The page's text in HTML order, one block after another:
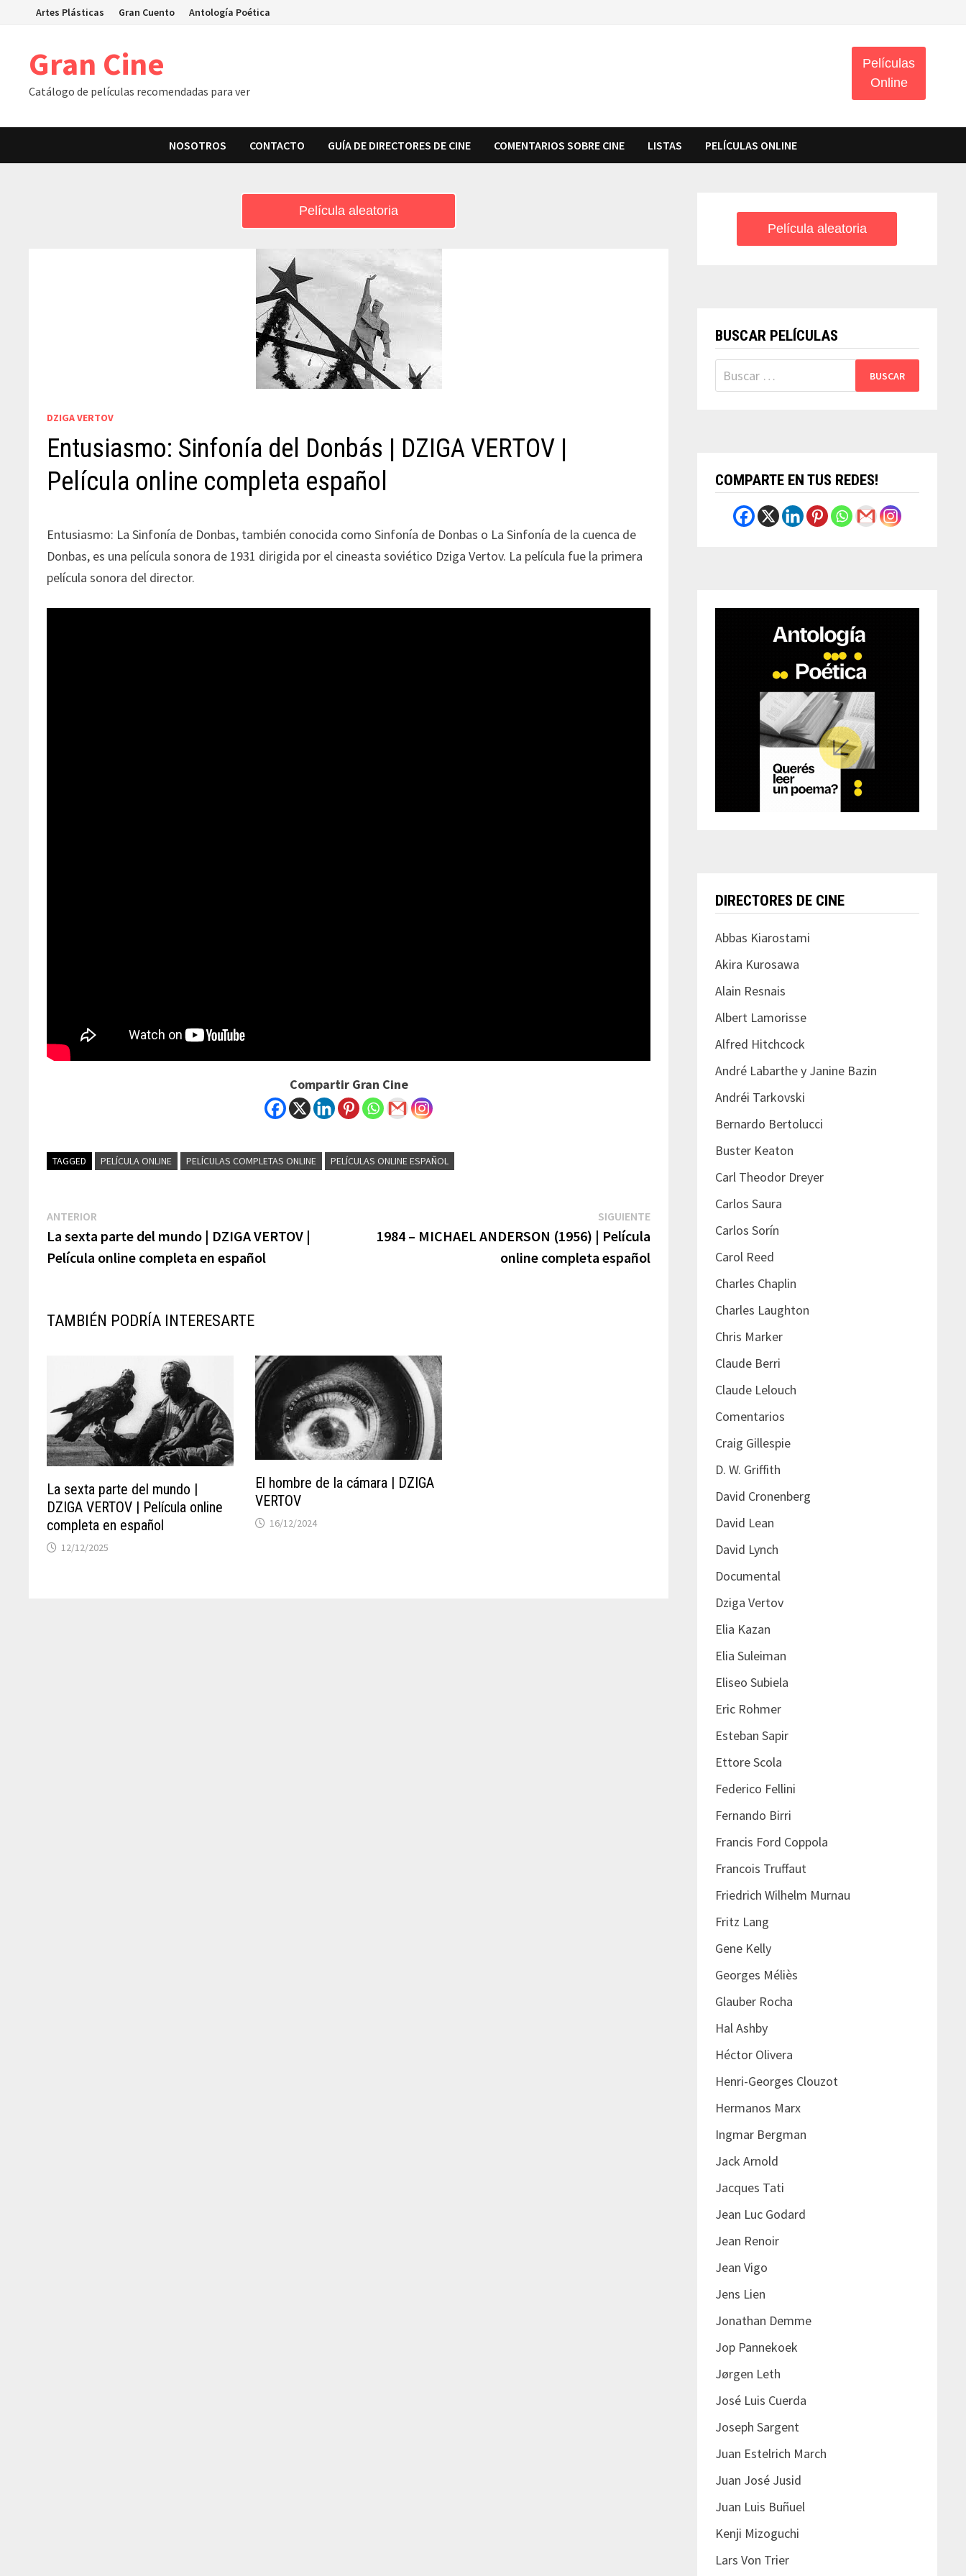
Artes Plásticas Gran Cuento Antología Poética
Gran Cine
Catálogo de películas recomendadas para ver
Películas
Online
NOSOTROS CONTACTO GUÍA DE DIRECTORES DE CINE COMENTARIOS SOBRE CINE LISTAS PELÍCULAS ONLINE
Película aleatoria
DZIGA VERTOV
Entusiasmo: Sinfonía del Donbás | DZIGA VERTOV |
Película online completa español
Entusiasmo: La Sinfonía de Donbas, también conocida como Sinfonía de Donbas o La Sinfonía de la cuenca de
Donbas, es una película sonora de 1931 dirigida por el cineasta soviético Dziga Vertov. La película fue la primera
película sonora del director.
Compartir Gran Cine
TAGGED PELÍCULA ONLINE PELÍCULAS COMPLETAS ONLINE PELÍCULAS ONLINE ESPAÑOL
Navegación
de
ANTERIOR
post:
La sexta parte del mundo | DZIGA VERTOV |
Película online completa en español
SIGUIENTENext
post:
1984 – MICHAEL ANDERSON (1956) | Película
online completa español
TAMBIÉN PODRÍA INTERESARTE
La sexta parte del mundo |
DZIGA VERTOV | Película online
completa en español
12/12/2025
El hombre de la cámara | DZIGA
VERTOV
16/12/2024
Película aleatoria
BUSCAR PELÍCULAS
Buscar:
COMPARTE EN TUS REDES!
DIRECTORES DE CINE
Abbas Kiarostami
Akira Kurosawa
Alain Resnais
Albert Lamorisse
Alfred Hitchcock
André Labarthe y Janine Bazin
Andréi Tarkovski
Bernardo Bertolucci
Buster Keaton
Carl Theodor Dreyer
Carlos Saura
Carlos Sorín
Carol Reed
Charles Chaplin
Charles Laughton
Chris Marker
Claude Berri
Claude Lelouch
Comentarios
Craig Gillespie
D. W. Griffith
David Cronenberg
David Lean
David Lynch
Documental
Dziga Vertov
Elia Kazan
Elia Suleiman
Eliseo Subiela
Eric Rohmer
Esteban Sapir
Ettore Scola
Federico Fellini
Fernando Birri
Francis Ford Coppola
Francois Truffaut
Friedrich Wilhelm Murnau
Fritz Lang
Gene Kelly
Georges Méliès
Glauber Rocha
Hal Ashby
Héctor Olivera
Henri-Georges Clouzot
Hermanos Marx
Ingmar Bergman
Jack Arnold
Jacques Tati
Jean Luc Godard
Jean Renoir
Jean Vigo
Jens Lien
Jonathan Demme
Jop Pannekoek
Jørgen Leth
José Luis Cuerda
Joseph Sargent
Juan Estelrich March
Juan José Jusid
Juan Luis Buñuel
Kenji Mizoguchi
Lars Von Trier